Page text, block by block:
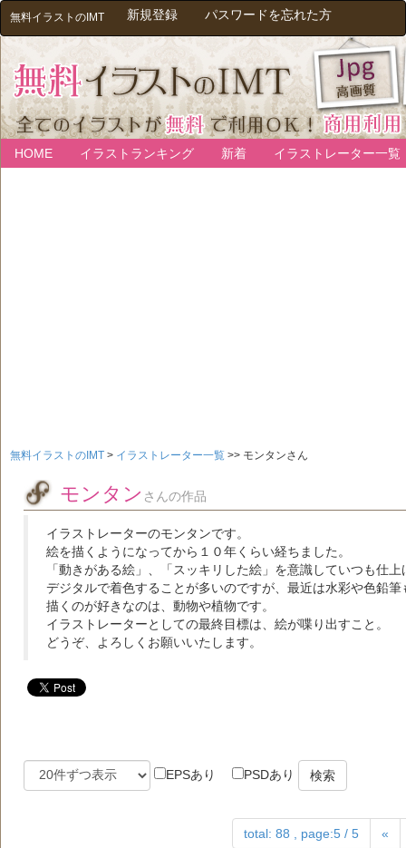
無料イラストのIMT 新規登録 パスワードを忘れた方
HOME イラストランキング 新着 イラストレーター一覧
無料イラストのIMT > イラストレーター一覧 >> モンタンさん
モンタン さんの作品
イラストレーターのモンタンです。
絵を描くようになってから１０年くらい経ちました。
「動きがある絵」、「スッキリした絵」を意識していつも仕
デジタルで着色することが多いのですが、最近は水彩や色鉛
描くのが好きなのは、動物や植物です。
イラストレーターとしての最終目標は、絵が喋り出すこと。
どうぞ、よろしくお願いいたします。
EPSあり PSDあり 検索
total: 88 , page:5 / 5 «